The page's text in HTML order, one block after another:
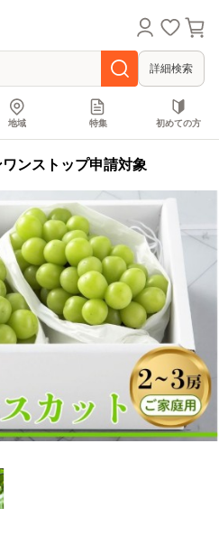
詳細検索
地域 特集 初めての方
ンストップ申請対象